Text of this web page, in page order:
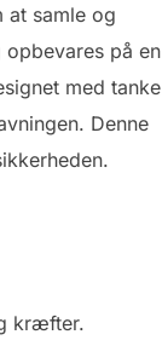
at samle og
på en
med tanke
Denne
kræfter.